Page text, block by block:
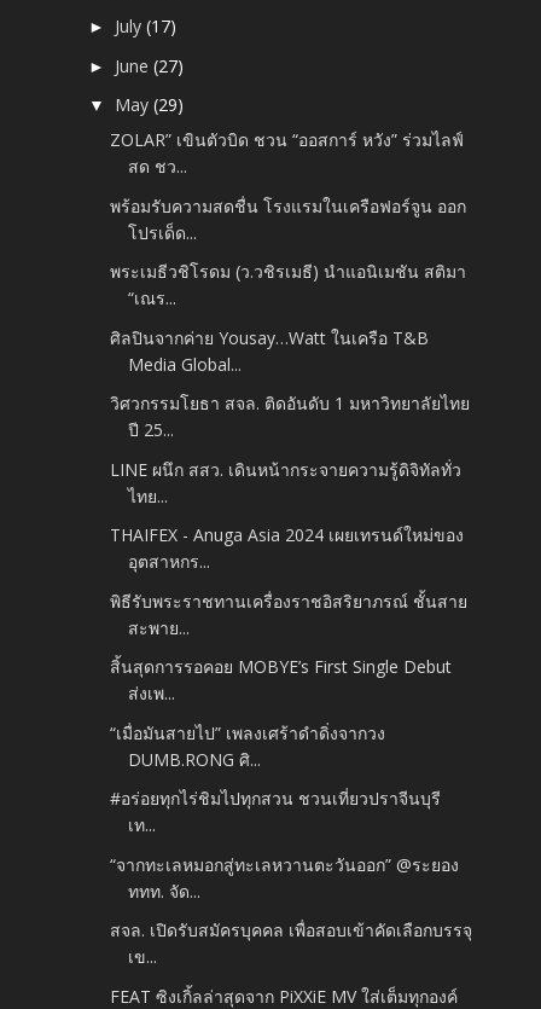
► July(17)
► June(27)
▼ May(29)
ZOLAR” เขินตัวบิด ชวน “ออสการ์ หวัง” ร่วมไลฟ์
สด ชว...
พร้อมรับความสดชื่น โรงแรมในเครือฟอร์จูน ออก
โปรเด็ด...
พระเมธีวชิโรดม (ว.วชิรเมธี) นำแอนิเมชัน สติมา
“เณร...
ศิลปินจากค่าย Yousay…Watt ในเครือ T&B
Media Global...
วิศวกรรมโยธา สจล. ติดอันดับ 1 มหาวิทยาลัยไทย
ปี 25...
LINE ผนึก สสว. เดินหน้ากระจายความรู้ดิจิทัลทั่ว
ไทย...
THAIFEX - Anuga Asia 2024 เผยเทรนด์ใหม่ของ
อุตสาหกร...
พิธีรับพระราชทานเครื่องราชอิสริยาภรณ์ ชั้นสาย
สะพาย...
สิ้นสุดการรอคอย MOBYE’s First Single Debut
ส่งเพ...
“เมื่อมันสายไป” เพลงเศร้าดำดิ่งจากวง
DUMB.RONG ศิ...
#อร่อยทุกไร่ชิมไปทุกสวน ชวนเที่ยวปราจีนบุรี
เท...
“จากทะเลหมอกสู่ทะเลหวานตะวันออก” @ระยอง
ททท. จัด...
สจล. เปิดรับสมัครบุคคล เพื่อสอบเข้าคัดเลือกบรรจุ
เข...
FEAT ซิงเกิ้ลล่าสุดจาก PiXXiE MV ใส่เต็มทุกองค์